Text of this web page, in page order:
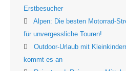
Erstbesucher
Alpen: Die besten Motorrad-
für unvergessliche Touren!
Outdoor-Urlaub mit
kommt es an